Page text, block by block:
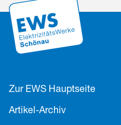
Zur EWS Hauptseite
Artikel-Archiv